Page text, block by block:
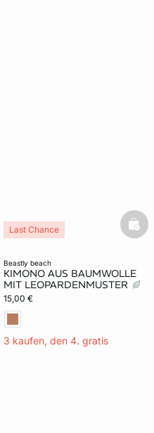
beastly beach
KIMONO AUS BAUMWOLLE
MIT LEOPARDENMUSTER
15,00 €
3 kaufen, den 4. gratis
Last Chance